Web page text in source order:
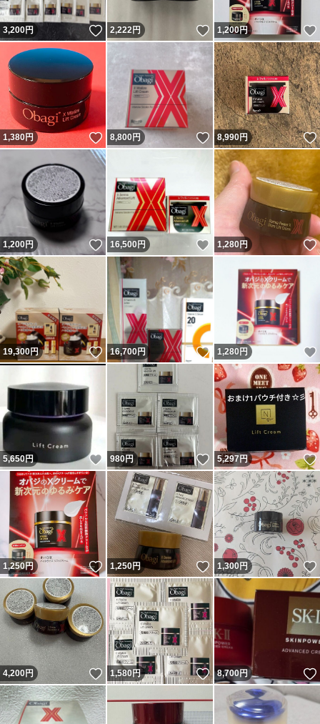
3,200円 いいね！
2,222円 いいね！
1,200円
1,380円 いいね！
8,800円 いいね！
8,990円
1,200円 いいね！
16,500円 いいね！
1,280円
19,300円 いいね！
16,700円 いいね！
1,280 円
5,650円 いいね！
980円 いいね！
5,297円
1,250円 いいね！
1,250円 いいね！
1,300円
4,200円 いいね！
1,580 円 いいね！
8,700円